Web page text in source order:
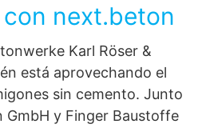
next.beton
Karl Röser &
está aprovechando el
sin cemento. Junto
GmbH y Finger Baustoffe